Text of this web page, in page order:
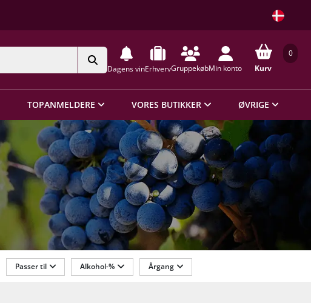
Dagens vinErhvervGruppekøbMin konto
0
Kurv
TOPANMELDERE VORES BUTIKKER ØVRIGE
Passer til Alkohol-% Årgang